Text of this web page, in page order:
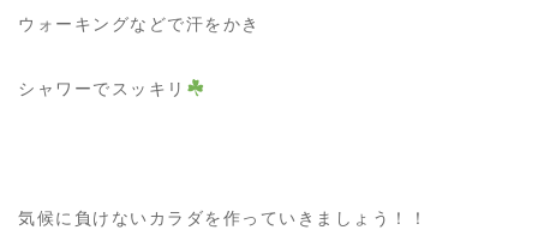
ウォーキングなどで汗をかき
シャワーでスッキリ
気候に負けないカラダを作っていきましょう！！